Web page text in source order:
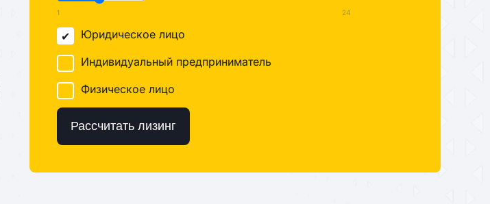
1 24
Юридическое лицо
Индивидуальный предприниматель
Физическое лицо
Рассчитать лизинг